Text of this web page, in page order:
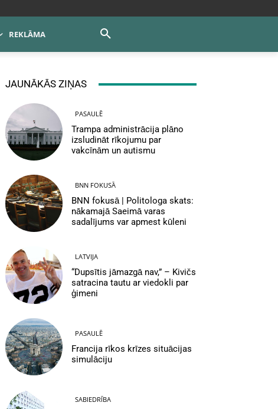
REKLĀMA
JAUNĀKĀS ZIŅAS
PASAULĒ
Trampa administrācija plāno
izsludināt rīkojumu par
vakcīnām un autismu
BNN FOKUSĀ
BNN fokusā | Politologa skats:
nākamajā Saeimā varas
sadalījums var apmest kūleni
LATVIJA
“Dupsītis jāmazgā nav,” – Kivičs
satracina tautu ar viedokli par
ģimeni
PASAULĒ
Francija rīkos krīzes situācijas
simulāciju
SABIEDRĪBA